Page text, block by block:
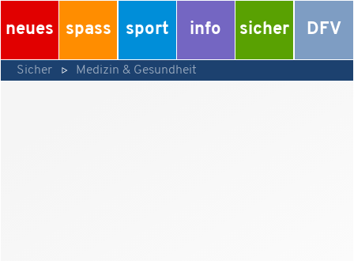
neues spass sport info sicher DFV
Sicher Medizin & Gesundheit